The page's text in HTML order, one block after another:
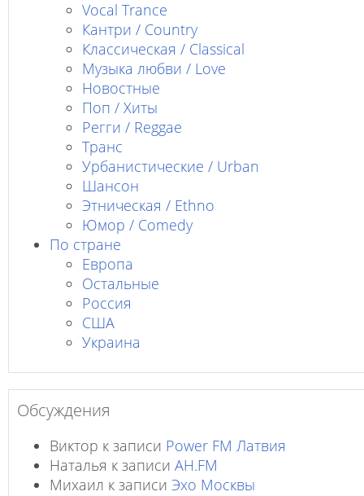
Vocal Trance
Кантри / Country
Классическая / Classical
Музыка любви / Love
Новостные
Поп / Хиты
Регги / Reggae
Транс
Урбанистические / Urban
Шансон
Этническая / Ethno
Юмор / Comedy
По стране
Европа
Остальные
Россия
США
Украина
Обсуждения
Виктор к записи Power FM Латвия
Наталья к записи AH.FM
Михаил к записи Эхо Москвы